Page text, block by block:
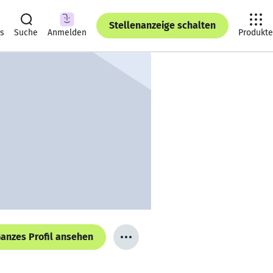
Suche Anmelden
Stellenanzeige schalten
Produkte
Profil ansehen